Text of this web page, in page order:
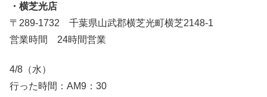
・横芝光店
〒289-1732 千葉県山武郡横芝光町横芝2148-1
営業時間 24時間営業
4/8（水）
行った時間：AM9：30